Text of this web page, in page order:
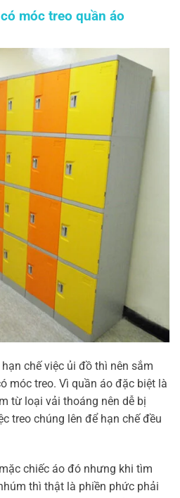
móc treo quần áo
chế việc ủi đồ thì nên sắm
móc treo. Vì quần áo đặc biệt là
từ loại vải thoáng nên dễ bị
treo chúng lên để hạn chế đều
chiếc áo đó nhưng khi tìm
thì thật là phiền phức phải